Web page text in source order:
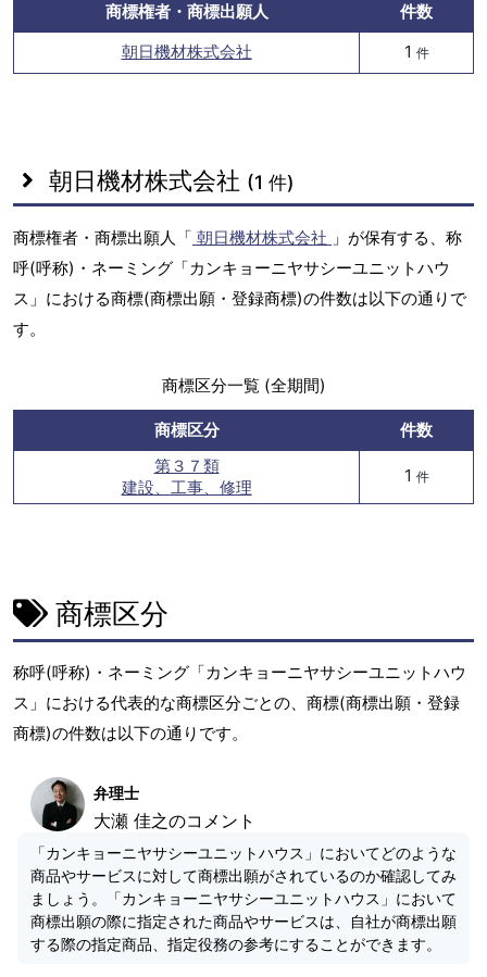
商標権者・商標出願人
件数
朝日機材株式会社
1 件
朝日機材株式会社 (1 件)
商標権者・商標出願人「 朝日機材株式会社 」が保有する、称
呼(呼称)・ネーミング「カンキョーニヤサシーユニットハウ
ス」における商標(商標出願・登録商標)の件数は以下の通りで
す。
商標区分一覧 (全期間)
商標区分
件数
第３７類
建設、工事、修理
1 件
商標区分
称呼(呼称)・ネーミング「カンキョーニヤサシーユニットハウ
ス」における代表的な商標区分ごとの、商標(商標出願・登録
商標)の件数は以下の通りです。
弁理士
大瀬 佳之のコメント
「カンキョーニヤサシーユニットハウス」においてどのような
商品やサービスに対して商標出願がされているのか確認してみ
ましょう。「カンキョーニヤサシーユニットハウス」において
商標出願の際に指定された商品やサービスは、自社が商標出願
する際の指定商品、指定役務の参考にすることができます。